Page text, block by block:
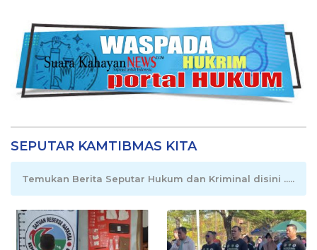
SEPUTAR KAMTIBMAS KITA
Temukan Berita Seputar Hukum dan Kriminal disini .....